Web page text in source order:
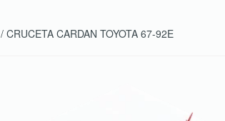
/ CRUCETA CARDAN TOYOTA 67-92E